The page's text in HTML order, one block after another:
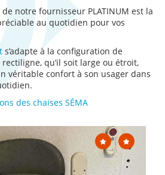
de notre fournisseur PLATINUM est la
au quotidien pour vos
s’adapte à la configuration de
qu’il soit large ou étroit,
véritable confort à son usager dans
des chaises SÉMA